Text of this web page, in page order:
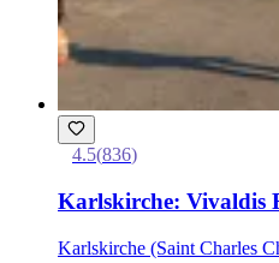
4.5(836)
Karlskirche: Vivaldis
Karlskirche (Saint Charles